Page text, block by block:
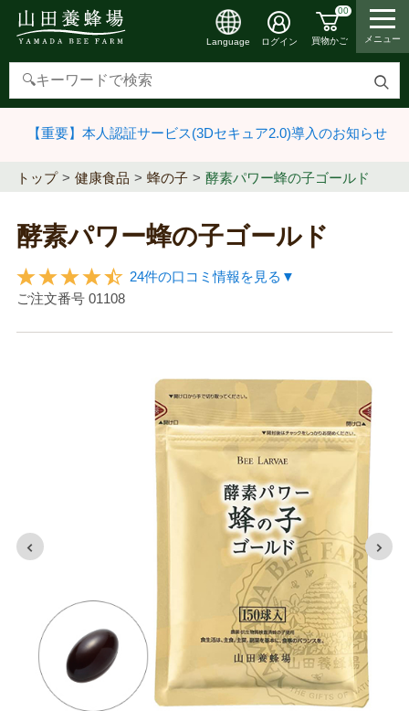
検
す
Language ログイン
00
買物かご メニュー
【重要】本人認証サービス(3Dセキュア2.0)導入のお知らせ
トップ 健康食品 蜂の子 酵素パワー蜂の子ゴールド
酵素パワー蜂の子ゴールド
24件の口コミ情報を見る▼
ご注文番号 01108